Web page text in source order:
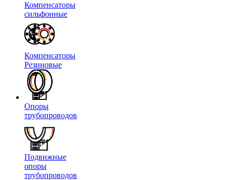
Компенсаторы
сильфонные
Компенсаторы
Резиновые
Опоры
трубопроводов
Подвижные
опоры
трубопроводов